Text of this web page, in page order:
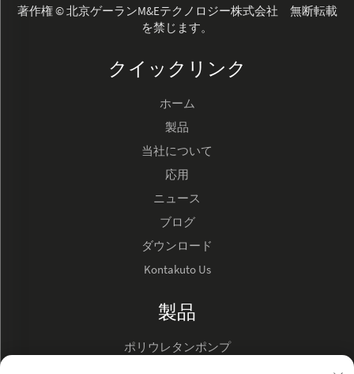
著作権 © 北京ゲーランM&Eテクノロジー株式会社 無断転載
を禁じます。
クイックリンク
ホーム
製品
当社について
応用
ニュース
ブログ
ダウンロード
Kontakuto Us
製品
ポリウレタンポンプ